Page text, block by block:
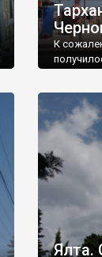
К
Ялта.